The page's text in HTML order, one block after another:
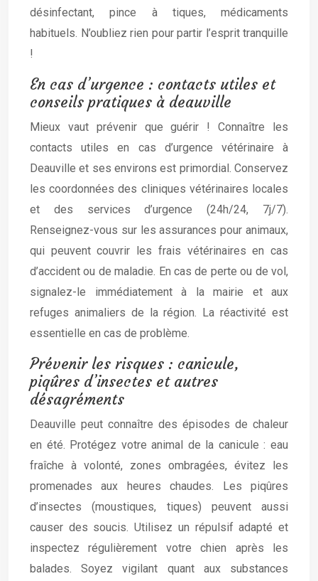
désinfectant, pince à tiques, médicaments
habituels. N’oubliez rien pour partir l’esprit tranquille
!
En cas d’urgence : contacts utiles et
conseils pratiques à deauville
Mieux vaut prévenir que guérir ! Connaître les
contacts utiles en cas d’urgence vétérinaire à
Deauville et ses environs est primordial. Conservez
les coordonnées des cliniques vétérinaires locales
et des services d’urgence (24h/24, 7j/7).
Renseignez-vous sur les assurances pour animaux,
qui peuvent couvrir les frais vétérinaires en cas
d’accident ou de maladie. En cas de perte ou de vol,
signalez-le immédiatement à la mairie et aux
refuges animaliers de la région. La réactivité est
essentielle en cas de problème.
Prévenir les risques : canicule,
piqûres d’insectes et autres
désagréments
Deauville peut connaître des épisodes de chaleur
en été. Protégez votre animal de la canicule : eau
fraîche à volonté, zones ombragées, évitez les
promenades aux heures chaudes. Les piqûres
d’insectes (moustiques, tiques) peuvent aussi
causer des soucis. Utilisez un répulsif adapté et
inspectez régulièrement votre chien après les
balades. Soyez vigilant quant aux substances